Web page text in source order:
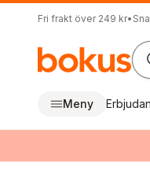
Fri frakt över 249 kr•
Meny